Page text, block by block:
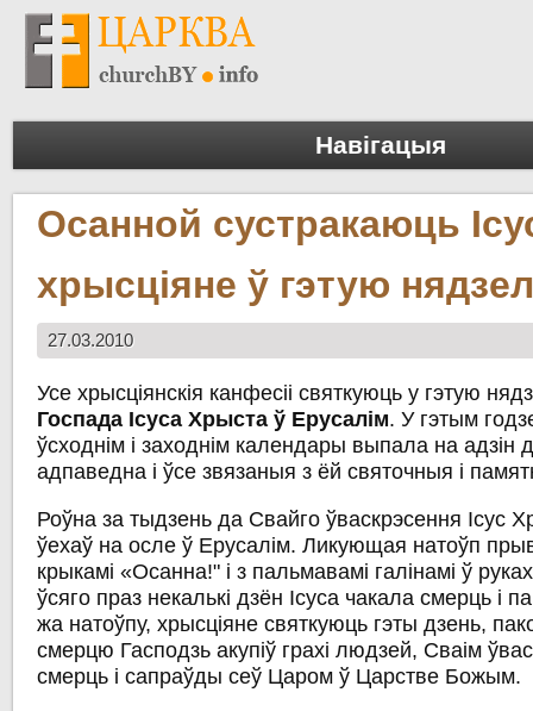
Навігацыя
Осанной сустракаюць
хрысціяне ў гэтую
27.03.2010
Усе хрысціянскія канфесіі святкуюць у гэтую
Госпада Ісуса Хрыста ў Ерусалім. У гэтым
ўсходнім і заходнім календары выпала на адзін
адпаведна і ўсе звязаныя з ёй святочныя і
Роўна за тыдзень да Свайго ўваскрэсення Ісус
ўехаў на осле ў Ерусалім. Ликующая натоўп
крыкамі «Осанна!" і з пальмавамі галінамі ў
ўсяго праз некалькі дзён Ісуса чакала смерць і
жа натоўпу, хрысціяне святкуюць гэты дзень,
смерцю Гасподзь акупіў грахі людзей, Сваім
смерць і сапраўды сеў Царом ў Царстве Божым.